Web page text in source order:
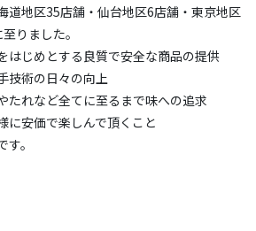
道地区35店舗・仙台地区6店舗・東京地区
りました。
じめとする良質で安全な商品の提供
技術の日々の向上
れなど全てに至るまで味への追求
安価で楽しんで頂くこと
。